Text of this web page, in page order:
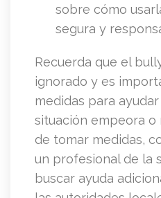
sobre cómo
segura y
Recuerda que el
ignorado y es
medidas para
situación empeora o
de tomar medidas,
un profesional de la
buscar ayuda